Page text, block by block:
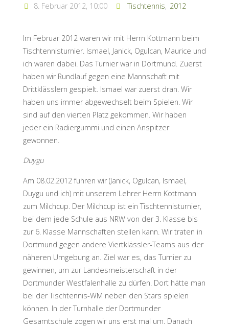
8. Februar 2012, 10:00 Tischtennis, 2012
Im Februar 2012 waren wir mit Herrn Kottmann beim
Tischtennisturnier. Ismael, Janick, Ogulcan, Maurice und
ich waren dabei. Das Turnier war in Dortmund. Zuerst
haben wir Rundlauf gegen eine Mannschaft mit
Drittklässlern gespielt. Ismael war zuerst dran. Wir
haben uns immer abgewechselt beim Spielen. Wir
sind auf den vierten Platz gekommen. Wir haben
jeder ein Radiergummi und einen Anspitzer
gewonnen.
Duygu
Am 08.02.2012 fuhren wir (Janick, Ogulcan, Ismael,
Duygu und ich) mit unserem Lehrer Herrn Kottmann
zum Milchcup. Der Milchcup ist ein Tischtennisturnier,
bei dem jede Schule aus NRW von der 3. Klasse bis
zur 6. Klasse Mannschaften stellen kann. Wir traten in
Dortmund gegen andere Viertklässler-Teams aus der
näheren Umgebung an. Ziel war es, das Turnier zu
gewinnen, um zur Landesmeisterschaft in der
Dortmunder Westfalenhalle zu dürfen. Dort hätte man
bei der Tischtennis-WM neben den Stars spielen
können. In der Turnhalle der Dortmunder
Gesamtschule zogen wir uns erst mal um. Danach